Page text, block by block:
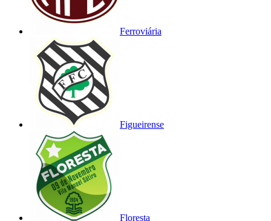
Ferroviária
Figueirense
Floresta